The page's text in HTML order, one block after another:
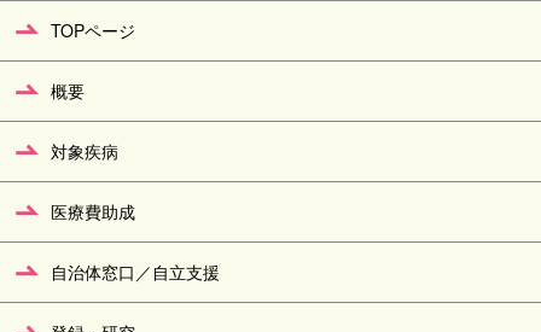
TOPページ
概要
対象疾病
医療費助成
自治体窓口／自立支援